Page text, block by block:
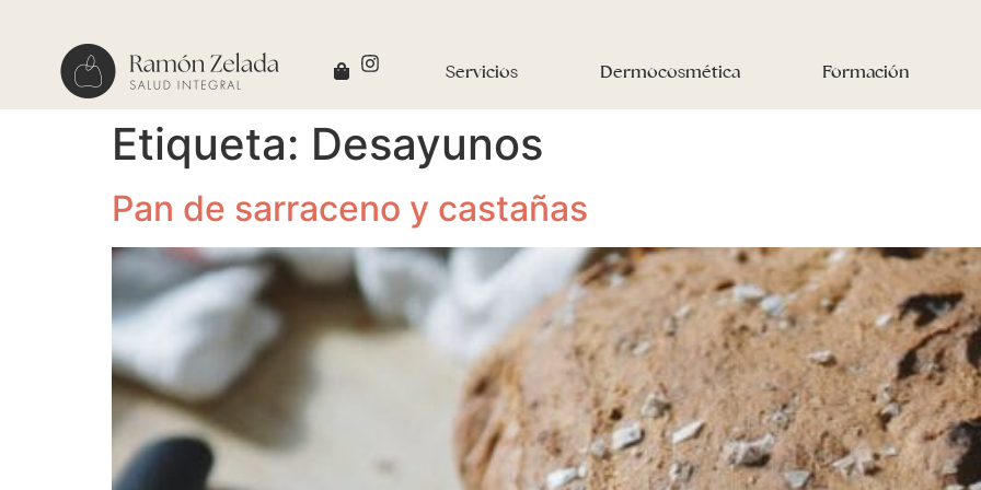
Servicios Dermocosmética Formación
Etiqueta: Desayunos
Pan de sarraceno y castañas